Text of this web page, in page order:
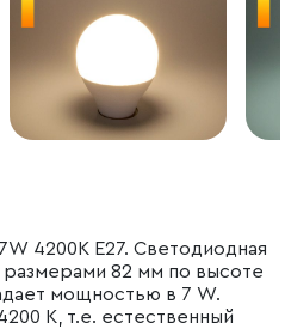
4200K E27. Светодиодная
мощностью в 7 W.
К, т.е. естественный